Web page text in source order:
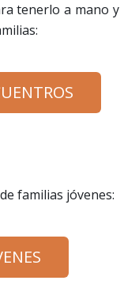
tenerlo a mano y
familias jóvenes: